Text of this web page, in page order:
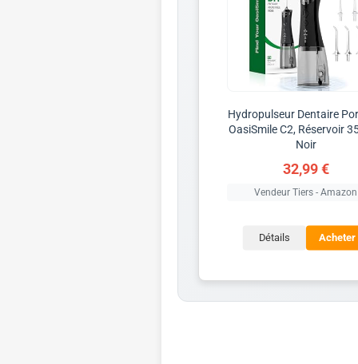
Hydropulseur Dentaire
OasiSmile C2, Réservoir
Noir
32,99 €
Vendeur Tiers - Amazon
Détails Acheter